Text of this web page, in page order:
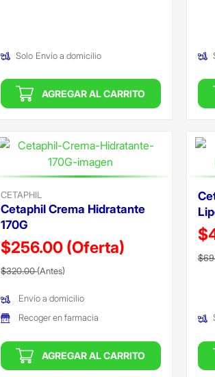
Solo Envío a domicilio
AGREGAR AL CARRITO
CETAPHIL
Cetaphil Crema Hidratante
170G
$256.00 (Oferta)
Precio reducido de
$320.00(Antes)
Envío a domicilio
Recoger en farmacia
AGREGAR AL CARRITO